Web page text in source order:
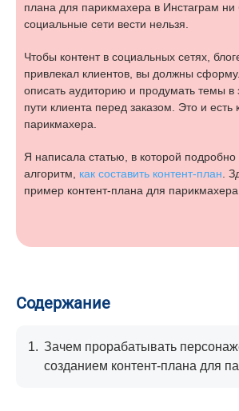
плана для парикмахера в Инстаграм ни
социальные сети вести нельзя.
Чтобы контент в социальных сетях,
привлекал клиентов, вы должны
описать аудиторию и продумать темы в
пути клиента перед заказом. Это и есть
парикмахера.
Я написала статью, в которой подробно
алгоритм, как составить контент-план .
пример контент-плана для парикмахера.
Содержание
1. Зачем прорабатывать
созданием контент-плана для